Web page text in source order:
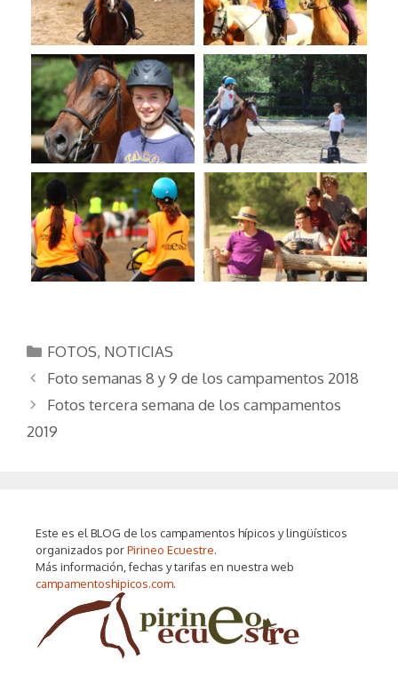
Categorías
FOTOS, NOTICIAS
Foto semanas 8 y 9 de los campamentos 2018
Fotos tercera semana de los campamentos
2019
Este es el BLOG de los campamentos hípicos y lingüísticos
organizados porPirineo Ecuestre.
Más información, fechas y tarifas en nuestra web
campamentoshipicos.com.